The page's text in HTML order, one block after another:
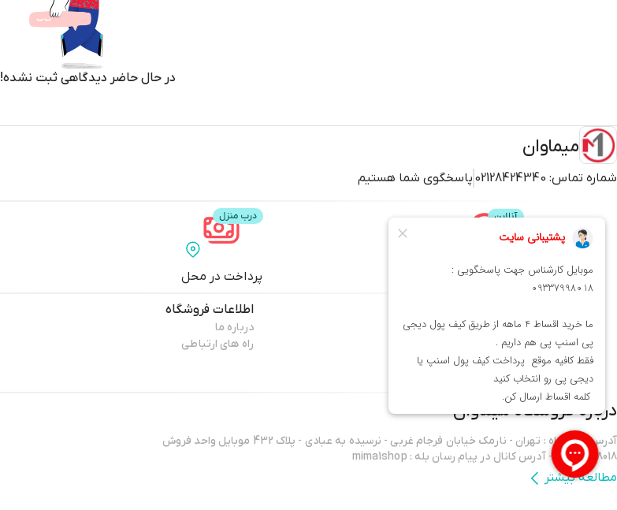
در حال حاضر دیدگاهی ثبت نشده!
میماوان
شماره تماس: 02128424340 پاسخگوی شما هستیم
پشتیبانی پرداخت در محل
عطر و ادکلن
بافت و اکستنشن
کوتاهی
شنیون
اطلاعات فروشگاه
درباره ما
راه های ارتباطی
درباره فروشگاهمیماوان
آدرس فروشگاه : تهران - نارمک خیابان فرجام غربی - نرسیده به عبادی - پلاک 432 موبایل واحد فروش
09337998018 - آدرس کانال در پیام رسان بله : mima1shop
مطالعه بیشتر